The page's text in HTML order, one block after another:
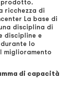
ricchezza di
La base di
disciplina di
discipline e
lo
miglioramento
di capacità